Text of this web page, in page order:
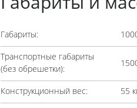
Габариты и
Габариты:
Транспортные габариты
(без обрешетки):
Конструкционный вес: 55